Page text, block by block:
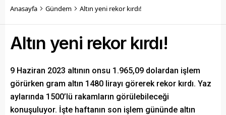
Anasayfa Gündem Altın yeni rekor kırdı!
Altın yeni rekor kırdı!
9 Haziran 2023 altının onsu 1.965,09 dolardan işlem
görürken gram altın 1480 lirayı görerek rekor kırdı. Yaz
aylarında 1500’lü rakamların görülebileceği
konuşuluyor. İşte haftanın son işlem gününde altın